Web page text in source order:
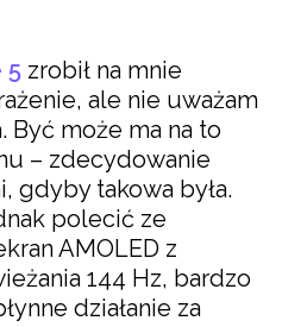
5 zrobił na mnie
ale nie uważam
Być może ma na to
– zdecydowanie
gdyby takowa była.
polecić ze
AMOLED z
144 Hz, bardzo
działanie za